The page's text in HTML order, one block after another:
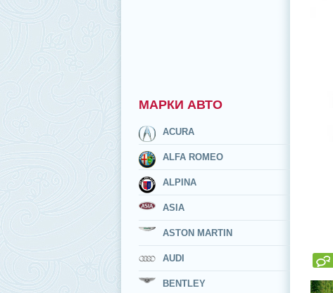
МАРКИ АВТО
ACURA
ALFA ROMEO
ALPINA
ASIA
ASTON MARTIN
AUDI
BENTLEY